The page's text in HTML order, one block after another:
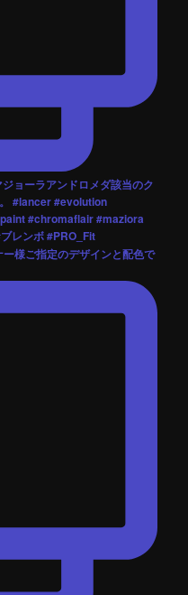
様ご指定のデザインと配色で